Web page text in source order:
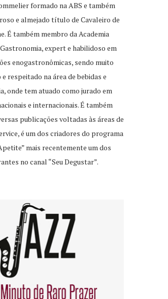
formado na ABS e também
e almejado título de Cavaleiro de
É também membro da Academia
expert e habilidoso em
enogastronômicas, sendo muito
respeitado na área de bebidas e
onde tem atuado como jurado em
e internacionais. É também
publicações voltadas às áreas de
é um dos criadores do programa
mais recentemente um dos
no canal “Seu Degustar”.